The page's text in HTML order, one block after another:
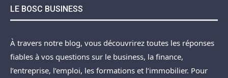
LE BOSC BUSINESS
À travers notre blog, vous découvrirez toutes les réponses
fiables à vos questions sur le business, la finance,
l’entreprise, l’emploi, les formations et l’immobilier. Pour